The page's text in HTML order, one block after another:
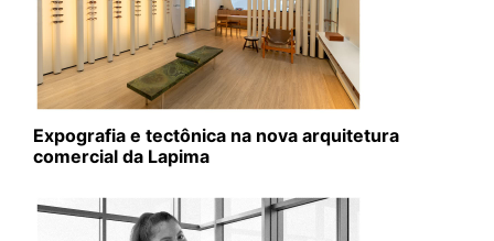
Expografia e tectônica na nova arquitetura
comercial da Lapima